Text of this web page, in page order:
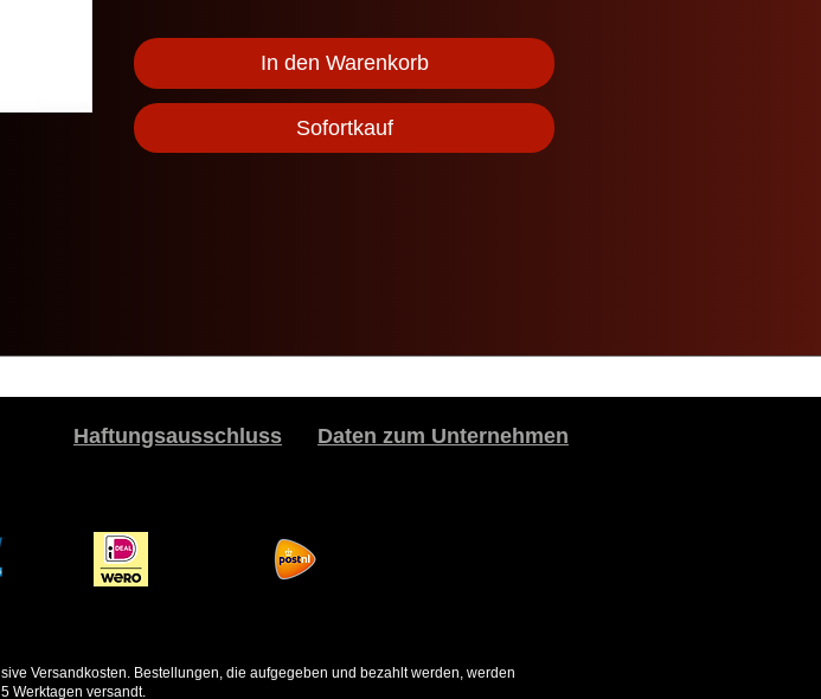
In den Warenkorb
Sofortkauf
Haftungsausschluss Daten zum Unternehmen
Versandkosten. Bestellungen, die aufgegeben und bezahlt werden, werden
Werktagen versandt.